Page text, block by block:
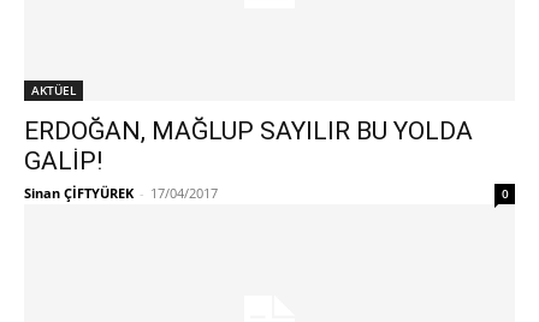
AKTÜEL
ERDOĞAN, MAĞLUP SAYILIR BU YOLDA
GALİP!
Sinan ÇİFTYÜREK - 17/04/2017 0